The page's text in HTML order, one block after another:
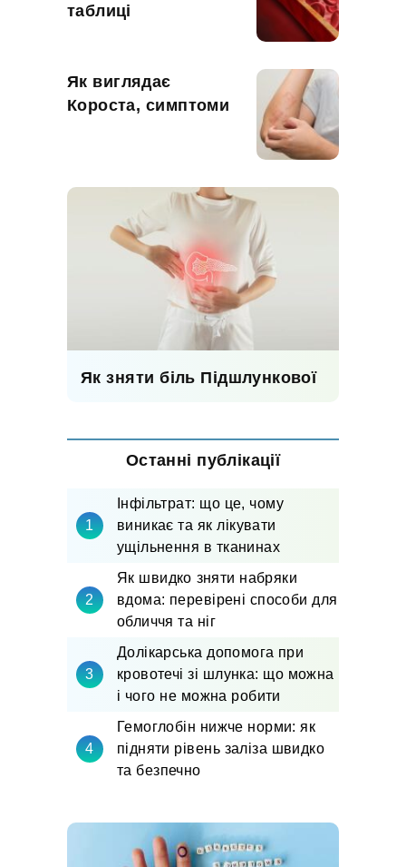
таблиці
Як виглядає
Короста, симптоми
Як зняти біль Підшлункової
Останні публікації
Інфільтрат: що це, чому
виникає та як лікувати
ущільнення в тканинах
Як швидко зняти набряки
вдома: перевірені способи для
обличчя та ніг
Долікарська допомога при
кровотечі зі шлунка: що можна
і чого не можна робити
Гемоглобін нижче норми: як
підняти рівень заліза швидко
та безпечно